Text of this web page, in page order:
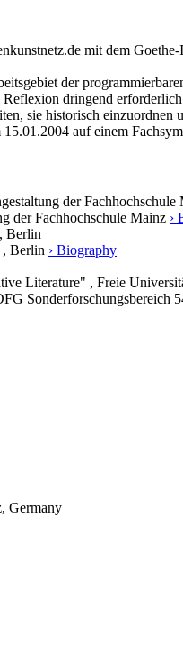
mit dem
der
dringend
sie historisch
auf einem
der Fachhochschule
der Fachhochschule Mainz ›
Berlin
, Berlin › Biography
Literature" , Freie
Sonderforschungsbereich
Germany